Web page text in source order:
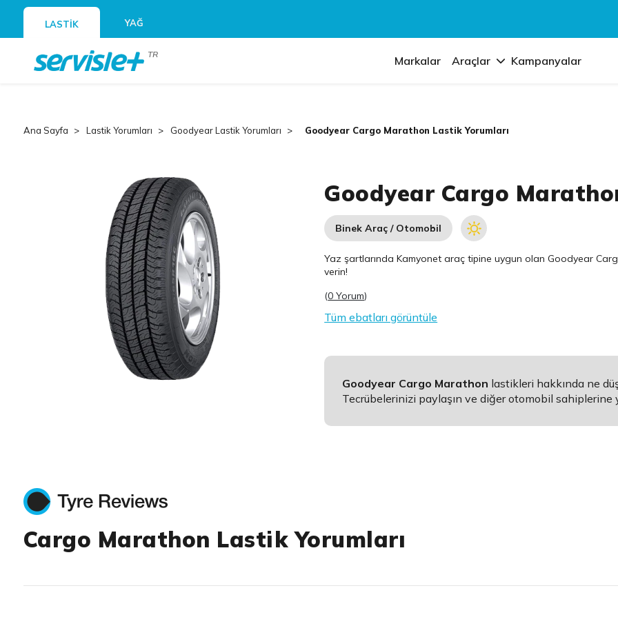
LASTİK YAĞ
TR Markalar Araçlar Kampanyalar
Ana Sayfa Lastik Yorumları Goodyear Lastik Yorumları Goodyear Cargo Marathon Lastik Yorumları
Goodyear Cargo
Binek Araç / Otomobil
Yaz şartlarında Kamyonet araç tipine uygun olanGoodyear
verin!
(0 Yorum)
Tüm ebatları görüntüle
Goodyear Cargo Marathon lastikleri hakkında ne
Tecrübelerinizi paylaşın ve diğer otomobil sahiplerine
Cargo Marathon Lastik Yorumları